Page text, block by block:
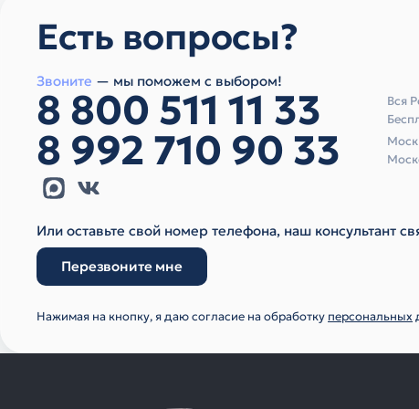
Есть вопросы?
Звоните — мы поможем с выбором!
8 800 511 11 33
Вся
8 992 710 90 33
Или оставьте свой номер телефона, наш консультант
Перезвоните мне
Нажимая на кнопку, я даю согласие на обработку персональных